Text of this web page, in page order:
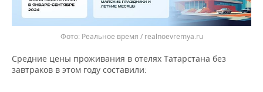
Реальное время / realnoevremya.ru
Средние цены проживания в отелях Татарстана без
завтраков в этом году составили: